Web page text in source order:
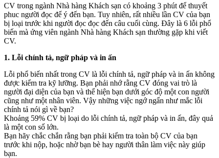
CV trong ngành Nhà hàng Khách sạn có khoảng 3 phút để thuyết
phuc người đọc để ý đến bạn. Tuy nhiên, rất nhiều lần CV của bạn
bị loại trước khi người đọc đọc đến câu cuối cùng. Đây là 6 lỗi phổ
biến mà ứng viên ngành Nhà hàng Khách sạn thường gặp khi viết
CV.
1. Lỗi chính tả, ngữ pháp và in ấn
Lỗi phổ biến nhất trong CV là lỗi chính tả, ngữ pháp và in ấn không
được kiểm tra kỹ lưỡng. Bạn phải nhớ rằng CV đóng vai trò là
người đại diện của bạn và thể hiện bạn dưới góc độ một con người
cũng như một nhân viên. Vậy những việc ngớ ngẩn như mắc lỗi
chính tả nói gì về bạn?
Khoảng 59% CV bị loại do lỗi chính tả, ngữ pháp và in ấn, đây quả
là một con số lớn.
Bạn hãy chắc chắn rằng bạn phải kiểm tra toàn bộ CV của bạn
trước khi nộp, hoặc nhờ bạn bè hay người thân làm việc này giúp
bạn.